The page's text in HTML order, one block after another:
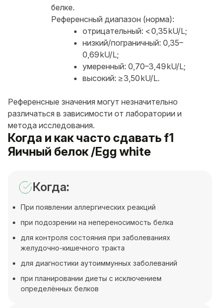
белке.
Референсный диапазон (норма):
отрицательный: < 0,35 kU/L;
низкий/пограничный: 0,35–
0,69 kU/L;
умеренный: 0,70–3,49 kU/L;
высокий: ≥ 3,50 kU/L.
Референсные значения могут незначительно
различаться в зависимости от лаборатории и
метода исследования.
Когда и как часто сдавать f1
Яичный белок /Egg white
Когда:
При появлении аллергических реакций
при подозрении на непереносимость белка
для контроля состояния при заболеваниях
желудочно-кишечного тракта
для диагностики аутоиммунных заболеваний
при планировании диеты с исключением
определённых белков